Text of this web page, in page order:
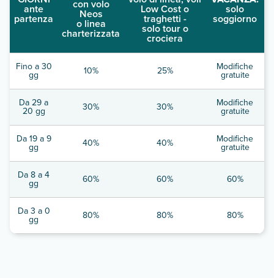
ante
partenza
con volo
Neos
o linea
charterizzata
Low Cost o
traghetti -
solo tour o
crociera
solo
soggiorno
Fino a 30
gg 10% 25% Modifiche
gratuite
Da 29 a
20 gg 30% 30% Modifiche
gratuite
Da 19 a 9
gg 40% 40% Modifiche
gratuite
Da 8 a 4
gg 60% 60% 60%
Da 3 a 0
gg 80% 80% 80%